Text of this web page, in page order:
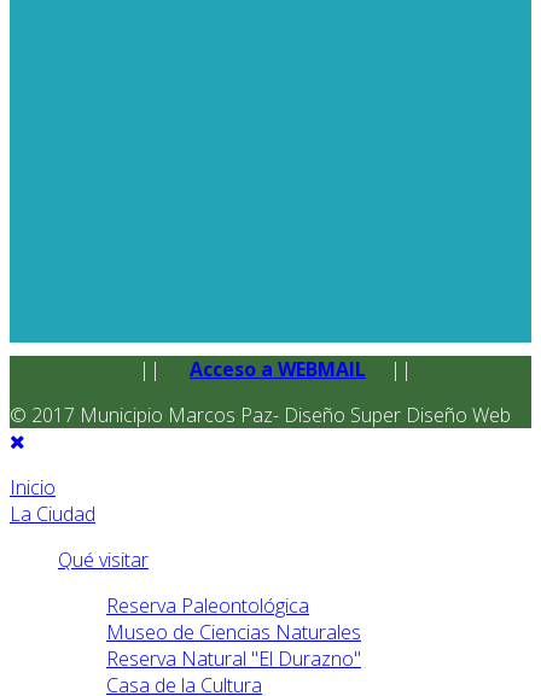
|| Acceso a WEBMAIL
||
© 2017 Municipio Marcos Paz- Diseño Super Diseño Web
Inicio
La Ciudad
Qué visitar
Reserva Paleontológica
Museo de Ciencias Naturales
Reserva Natural "El Durazno"
Casa de la Cultura